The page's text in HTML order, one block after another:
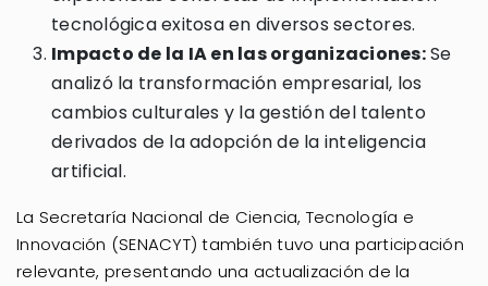
tecnológica exitosa en diversos sectores.
Impacto de la IA en las organizaciones:Se
analizó la transformación empresarial, los
cambios culturales y la gestión del talento
derivados de la adopción de la inteligencia
artificial.
La Secretaría Nacional de Ciencia, Tecnología e
Innovación (SENACYT) también tuvo una participación
relevante, presentando una actualización de la